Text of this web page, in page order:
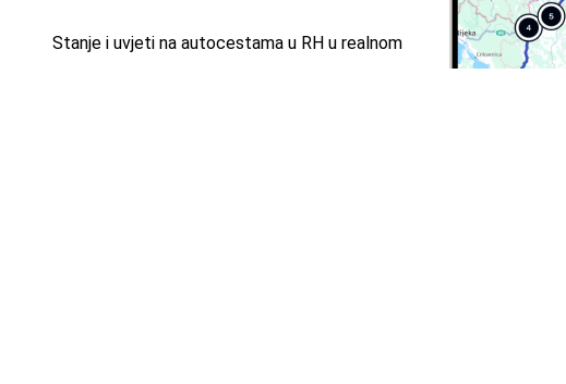
Stanje i uvjeti na autocestama u RH u realnom